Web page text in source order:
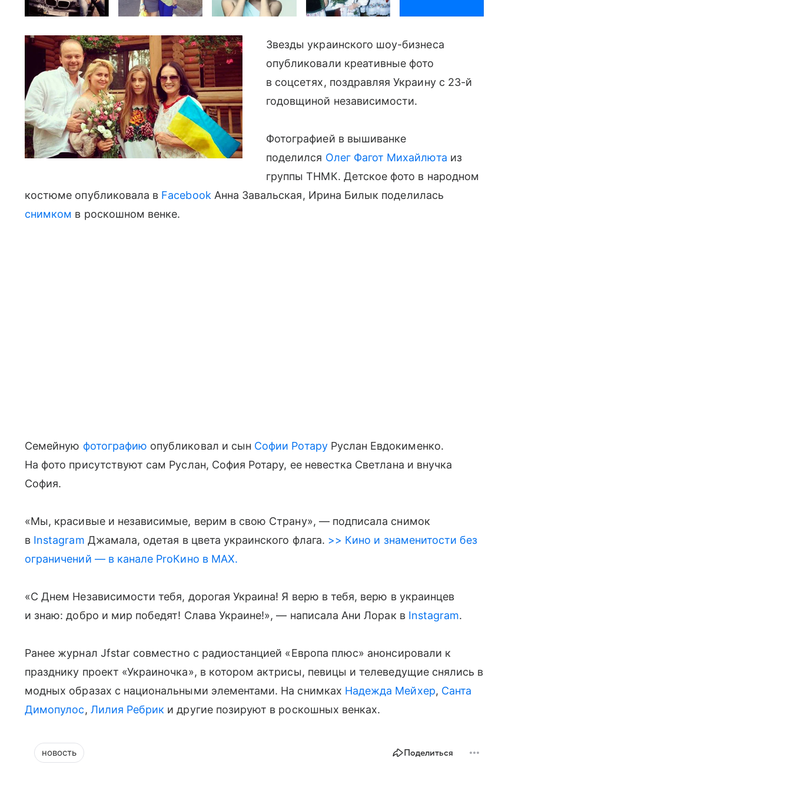
Звезды украинского шоу-бизнеса
опубликовали креативные фото
в соцсетях, поздравляя Украину с 23-й
годовщиной независимости.
Фотографией в вышиванке
поделился Олег Фагот Михайлюта из
группы ТНМК. Детское фото в народном
костюме опубликовала в Facebook Анна Завальская, Ирина Билык поделилась
снимком в роскошном венке.
Семейную фотографию опубликовал и сын Софии РотаруРуслан Евдокименко.
На фото присутствуют сам Руслан, София Ротару, ее невестка Светлана и внучка
София.
«Мы, красивые и независимые, верим в свою Страну», — подписала снимок
в Instagram Джамала, одетая в цвета украинского флага. >> Кино и знаменитости без
ограничений — в канале ProКино в MAX.
«С Днем Независимости тебя, дорогая Украина! Я верю в тебя, верю в украинцев
и знаю: добро и мир победят! Слава Украине!», — написала Ани Лорак в Instagram.
Ранее журнал Jfstar совместно с радиостанцией «Европа плюс» анонсировали к
празднику проект «Украиночка», в котором актрисы, певицы и телеведущие снялись в
модных образах с национальными элементами. На снимках Надежда Мейхер, Санта
Димопулос, Лилия Ребрик и другие позируют в роскошных венках.
новость Поделиться